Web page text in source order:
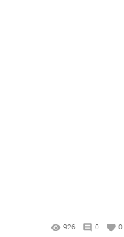
926 0 0